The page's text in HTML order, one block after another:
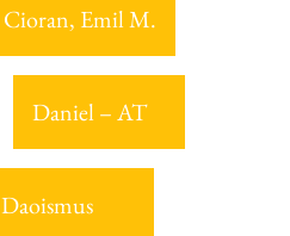
Cioran, Emil M.
Daniel – AT
Daoismus